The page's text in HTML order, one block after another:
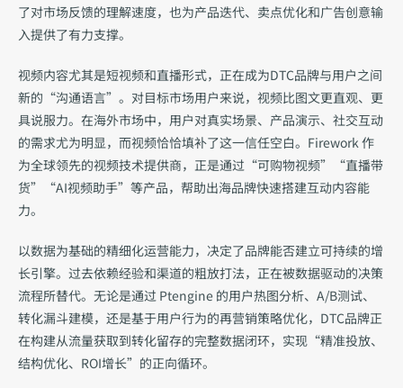
了对市场反馈的理解速度，也为产品迭代、卖点优化和广告创意输
入提供了有力支撑。
视频内容尤其是短视频和直播形式，正在成为DTC品牌与用户之间
新的“沟通语言”。对目标市场用户来说，视频比图文更直观、更
具说服力。在海外市场中，用户对真实场景、产品演示、社交互动
的需求尤为明显，而视频恰恰填补了这一信任空白。Firework 作
为全球领先的视频技术提供商，正是通过“可购物视频”“直播带
货”“AI视频助手”等产品，帮助出海品牌快速搭建互动内容能
力。
以数据为基础的精细化运营能力，决定了品牌能否建立可持续的增
长引擎。过去依赖经验和渠道的粗放打法，正在被数据驱动的决策
流程所替代。无论是通过 Ptengine 的用户热图分析、A/B测试、
转化漏斗建模，还是基于用户行为的再营销策略优化，DTC品牌正
在构建从流量获取到转化留存的完整数据闭环，实现“精准投放、
结构优化、ROI增长”的正向循环。